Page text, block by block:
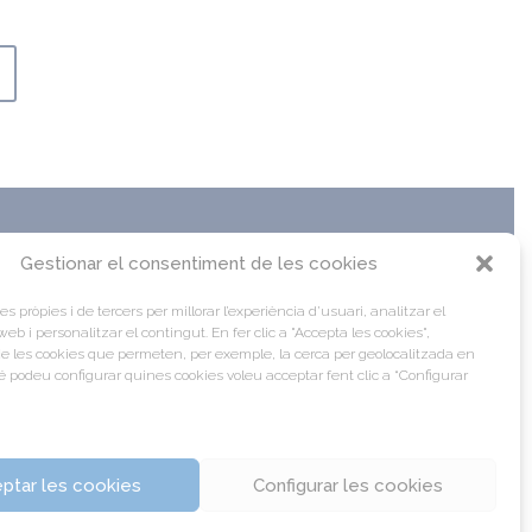
Gestionar el consentiment de les cookies
pròpies i de tercers per millorar l’experiència d’usuari, analitzar el
i personalitzar el contingut. En fer clic a "Accepta les cookies",
les cookies que permeten, per exemple, la cerca per geolocalitzada en
podeu configurar quines cookies voleu acceptar fent clic a “Configurar
les cookies Configurar les cookies
TAG Heuer Connected, the
and an NFC chip to make
app – both of which are also
Of course, when you are in
will alert you with a soft but
Facebook message, sports
propostes al Portal d’Activitats
legal